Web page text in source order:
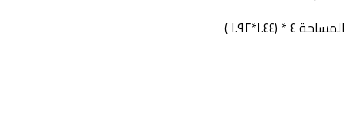
المساحة ٤ * (١.٤٤*١.٩٢ )